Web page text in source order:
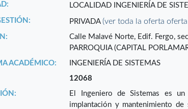
LOCALIDAD INGENIERÍA DE
PRIVADA(ver toda la oferta
Calle Malavé Norte, Edif. Fergo,
PARROQUIA (CAPITAL
ACADÉMICO:
INGENIERÍA DE SISTEMAS
12068
El Ingeniero de Sistemas es
implantación y mantenimiento de